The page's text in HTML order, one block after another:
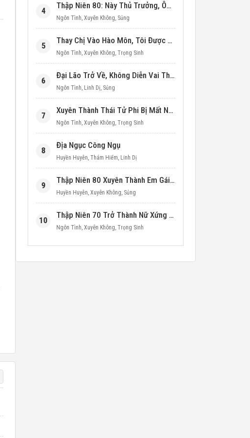
4
Thập Niên 80: Này Thủ Trưởng, Ôm Một Cái Đi!
Ngôn Tình, Xuyên Không, Sủng
5
Thay Chị Vào Hào Môn, Tôi Được Cưng Chiều Hết Mực (Thập Niên 90)
Ngôn Tình, Xuyên Không, Trọng Sinh
6
Đại Lão Trở Về, Không Diễn Vai Thiên Kim Giả Nữa
Ngôn Tình, Linh Dị, Sủng
7
Xuyên Thành Thái Tử Phi Bị Mất Nước
Ngôn Tình, Xuyên Không, Trọng Sinh
8
Địa Ngục Công Ngụ
Huyền Huyễn, Thám Hiểm, Linh Dị
9
Thập Niên 80 Xuyên Thành Em Gái Học Bá
Huyền Huyễn, Xuyên Không, Sủng
10
Thập Niên 70 Trở Thành Nữ Xứng Nuôi Con Làm Giàu
Ngôn Tình, Xuyên Không, Trọng Sinh